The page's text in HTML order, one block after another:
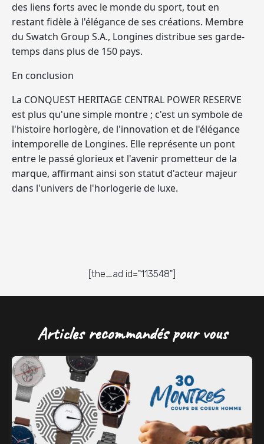
des liens forts avec le monde du sport, tout en
restant fidèle à l'élégance de ses créations. Membre
du Swatch Group S.A., Longines distribue ses garde-
temps dans plus de 150 pays.
En conclusion
La CONQUEST HERITAGE CENTRAL POWER RESERVE
est plus qu'une simple montre ; c'est un symbole de
l'histoire horlogère, de l'innovation et de l'élégance
intemporelle de Longines. Elle représente un pont
entre le passé glorieux et l'avenir prometteur de la
marque, affirmant ainsi son statut d'acteur majeur
dans l'univers de l'horlogerie de luxe.
[the_ad id="113548"]
Articles recommandés pour vous